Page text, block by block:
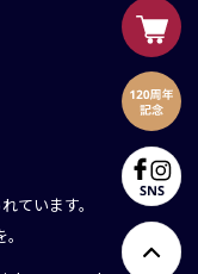
ています。